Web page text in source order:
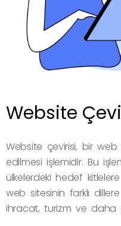
Website
Website çevirisi, bir web
edilmesi işlemidir. Bu
ülkelerdeki hedef
web sitesinin farklı
ihracat, turizm ve daha